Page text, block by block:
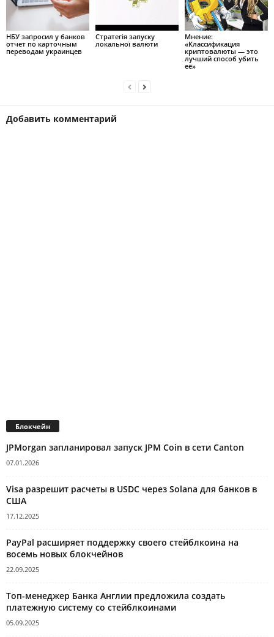
НБУ запросил у банков
отчет по карточным
переводам украинцев
Стратегія запуску
локальної валюти
Мнение:
«Классификация
криптовалюты — это
лучший способ убить
её»
Добавить комментарий
Блокчейн
JPMorgan запланировал запуск JPM Coin в сети Canton
07.01.2026
Visa разрешит расчеты в USDC через Solana для банков в
США
17.12.2025
PayPal расширяет поддержку своего стейблкоина на
восемь новых блокчейнов
22.09.2025
Топ-менеджер Банка Англии предложила создать
платежную систему со стейблкоинами
05.09.2025